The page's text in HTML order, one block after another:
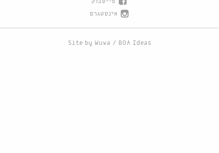
פייסבוק
אינסטגרם
Site by Wuwa / BOA Ideas